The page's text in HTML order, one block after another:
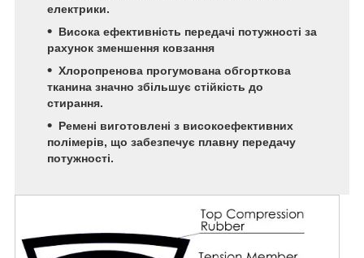
електрики.
Висока ефективність передачі потужності за
рахунок зменшення ковзання
Хлоропренова прогумована обгорткова
тканина значно збільшує стійкість до
стирання.
Ремені виготовлені з високоефективних
полімерів, що забезпечує плавну передачу
потужності.